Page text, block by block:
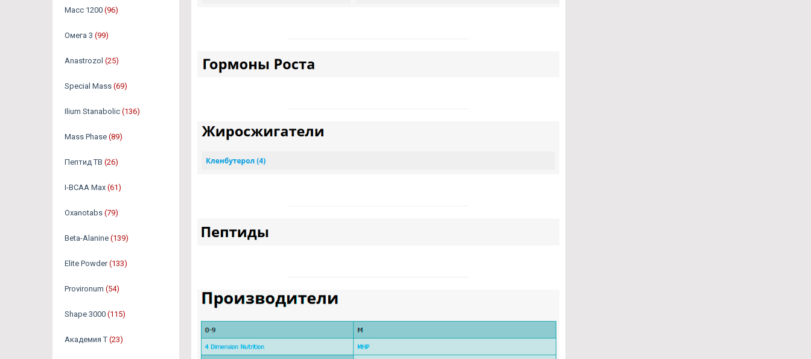
Масс 1200 (96)
Омега 3 (99)
Аnastrozol (25)
Special Mass (69)
Ilium Stanabolic (136)
Mass Phase (89)
Пептид TB (26)
I-BCAA Max (61)
Oxanotabs (79)
Beta-Alanine (139)
Elite Powder (133)
Provironum (54)
Shape 3000 (115)
Академия Т (23)